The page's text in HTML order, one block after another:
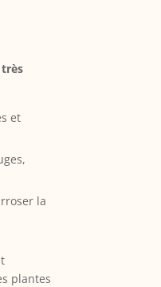
et
la
plantes